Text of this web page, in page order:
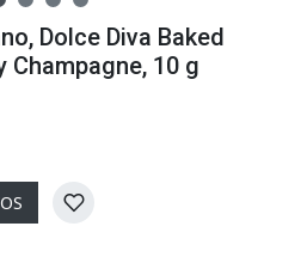
Dolce Diva Baked
Champagne, 10 g